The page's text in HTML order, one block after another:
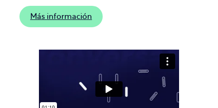
Más información